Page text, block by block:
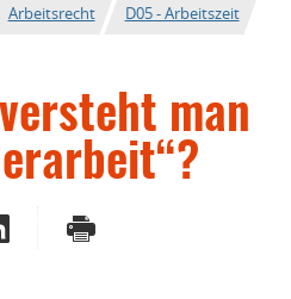
Arbeitsrecht
D05 - Arbeitszeit
man
TEILEN
AUF LINKEDIN TEILEN
DRUCKEN